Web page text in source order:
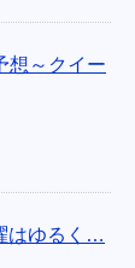
想～クイー
はゆるく…